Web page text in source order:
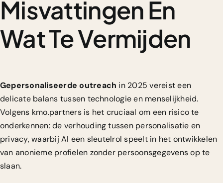
Misvattingen En
Wat Te Vermijden
Gepersonaliseerde outreach in 2025 vereist een
delicate balans tussen technologie en menselijkheid.
Volgens kmo.partners is het cruciaal om een risico te
onderkennen: de verhouding tussen personalisatie en
privacy, waarbij AI een sleutelrol speelt in het ontwikkelen
van anonieme profielen zonder persoonsgegevens op te
slaan.